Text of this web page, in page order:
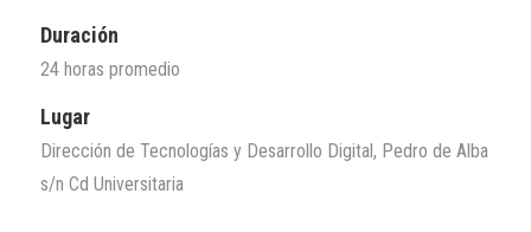
Duración
24 horas promedio
Lugar
Dirección de Tecnologías y Desarrollo Digital, Pedro de Alba
s/n Cd Universitaria